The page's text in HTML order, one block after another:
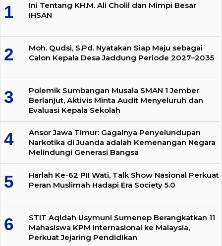
Ini Tentang KH.M. Ali Cholil dan Mimpi Besar
IHSAN
Moh. Qudsi, S.Pd. Nyatakan Siap Maju sebagai
Calon Kepala Desa Jaddung Periode 2027–2035
Polemik Sumbangan Musala SMAN 1 Jember
Berlanjut, Aktivis Minta Audit Menyeluruh dan
Evaluasi Kepala Sekolah
Ansor Jawa Timur: Gagalnya Penyelundupan
Narkotika di Juanda adalah Kemenangan Negara
Melindungi Generasi Bangsa
Harlah Ke-62 PII Wati, Talk Show Nasional Perkuat
Peran Muslimah Hadapi Era Society 5.0
STIT Aqidah Usymuni Sumenep Berangkatkan 11
Mahasiswa KPM Internasional ke Malaysia,
Perkuat Jejaring Pendidikan